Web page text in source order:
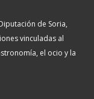
de Soria,
vinculadas al
el ocio y la